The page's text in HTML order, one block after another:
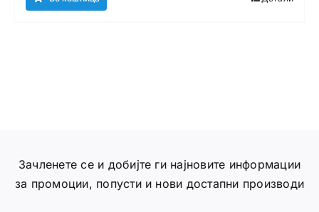
Зачленете се и добијте ги најновите информации
за промоции, попусти и нови достапни производи